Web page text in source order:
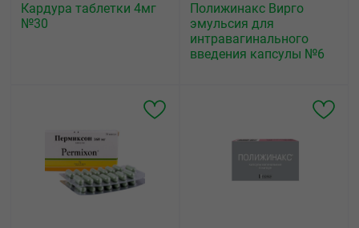
Кардура таблетки 4мг
№30
Полижинакс Вирго
эмульсия для
интравагинального
введения капсулы №6